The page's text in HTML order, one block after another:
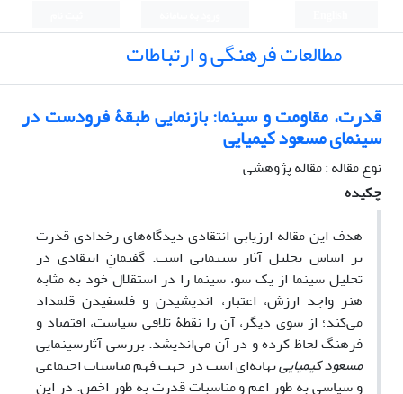
مطالعات فرهنگی و ارتباطات
قدرت، مقاومت و سینما: بازنمایی طبقۀ فرودست در
سینمای مسعود کیمیایی
نوع مقاله : مقاله پژوهشی
چکیده
هدف این مقاله ارزیابی انتقادی دیدگاه‌های رخدادی قدرت
بر اساس تحلیل آثار سینمایی است. گفتمانِ انتقادی در
تحلیل سینما از یک سو، سینما را در استقلال خود به مثابه
هنر واجد ارزش، اعتبار، اندیشیدن و فلسفیدن قلمداد
می‌کند؛ از سوی دیگر، آن را نقطۀ تلاقی سیاست، اقتصاد و
فرهنگ لحاظ کرده و در آن می‌اندیشد. بررسی آثارسینمایی
مسعود کیمیاییبهانه‌ای است در جهت فهم مناسبات اجتماعی
و سیاسی به طور اعم و مناسبات قدرت به طور اخص. در این